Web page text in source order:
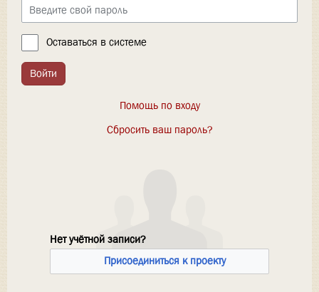
Оставаться в системе
Войти
Помощь по входу
Сбросить ваш пароль?
Нет учётной записи?
Присоединиться к проекту